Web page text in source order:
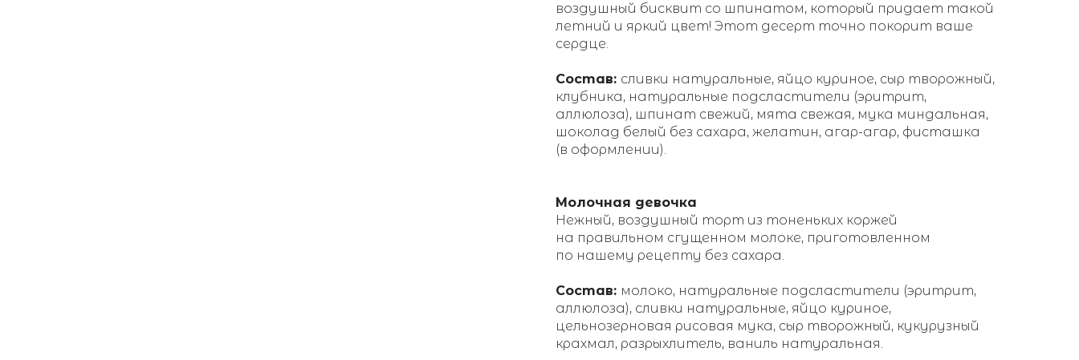
воздушный бисквит со шпинатом, который придает такой
летний и яркий цвет! Этот десерт точно покорит ваше
сердце.
Состав: сливки натуральные, яйцо куриное, сыр творожный,
клубника, натуральные подсластители (эритрит,
аллюлоза), шпинат свежий, мята свежая, мука миндальная,
шоколад белый без сахара, желатин, агар-агар, фисташка
(в оформлении).
Молочная девочка
Нежный, воздушный торт из тоненьких коржей
на правильном сгущенном молоке, приготовленном
по нашему рецепту без сахара.
Состав: молоко, натуральные подсластители (эритрит,
аллюлоза), сливки натуральные, яйцо куриное,
цельнозерновая рисовая мука, сыр творожный, кукурузный
крахмал, разрыхлитель, ваниль натуральная.